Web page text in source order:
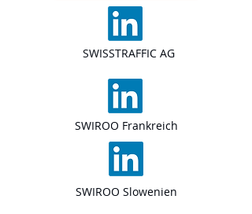
SWISSTRAFFIC AG
SWIROO Frankreich
SWIROO Slowenien